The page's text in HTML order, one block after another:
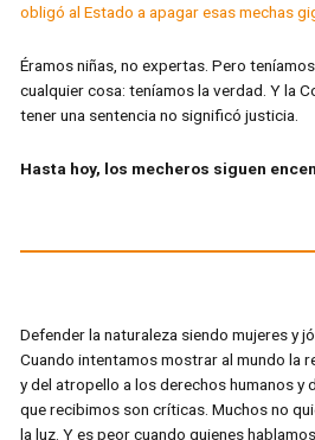
obligó al Estado a apagar esas mechas
Éramos niñas, no expertas. Pero
cualquier cosa: teníamos la verdad. Y la
tener una sentencia no significó justicia.
Hasta hoy, los mecheros siguen
Defender la naturaleza siendo mujeres y
Cuando intentamos mostrar al mundo la
y del atropello a los derechos humanos y
que recibimos son críticas. Muchos no
la luz. Y es peor cuando quienes